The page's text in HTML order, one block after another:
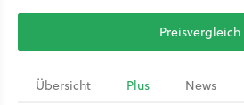
Preisvergleich
Übersicht Plus News